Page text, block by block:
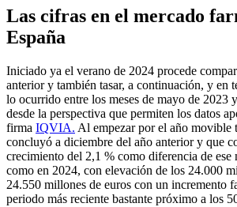
Las cifras en el mercado
España
Iniciado ya el verano de 2024 procede
anterior y también tasar, a continuación, y en
lo ocurrido entre los meses de mayo de 2023
desde la perspectiva que permiten los datos
firma IQVIA. Al empezar por el año movible
concluyó a diciembre del año anterior y que
crecimiento del 2,1 % como diferencia de ese
como en 2024, con elevación de los 24.000
24.550 millones de euros con un incremento
periodo más reciente bastante próximo a los